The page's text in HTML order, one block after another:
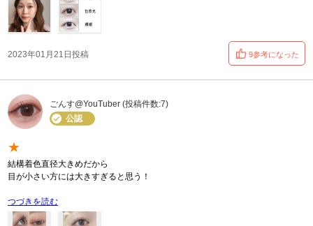
2023年01月21日投稿 9参考になった
ごんす@YouTuber (投稿件数:7)
公認
★
結構着色直径大きめだから
目が小さい方には大きすぎると思う！
つづきを読む